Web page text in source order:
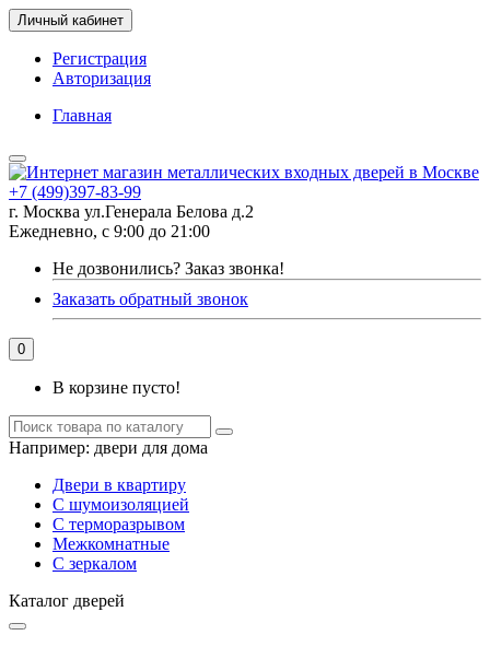
Личный кабинет
Регистрация
Авторизация
Главная
+7 (499)397-83-99
г. Москва ул.Генерала Белова д.2
Ежедневно, с 9:00 до 21:00
Не дозвонились? Заказ звонка!
Заказать обратный звонок
0
В корзине пусто!
Например: двери для дома
Двери в квартиру
С шумоизоляцией
С терморазрывом
Межкомнатные
С зеркалом
Каталог дверей